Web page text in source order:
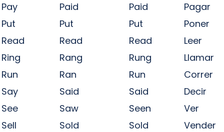
Pay
Paid Paid
Pagar
Put
Put Put
Poner
Read
Read Read
Leer
Ring
Rang Rung
Llamar
Run
Ran Run
Correr
Say
Said Said
Decir
See
Saw Seen
Ver
Sell
Sold Sold
Vender